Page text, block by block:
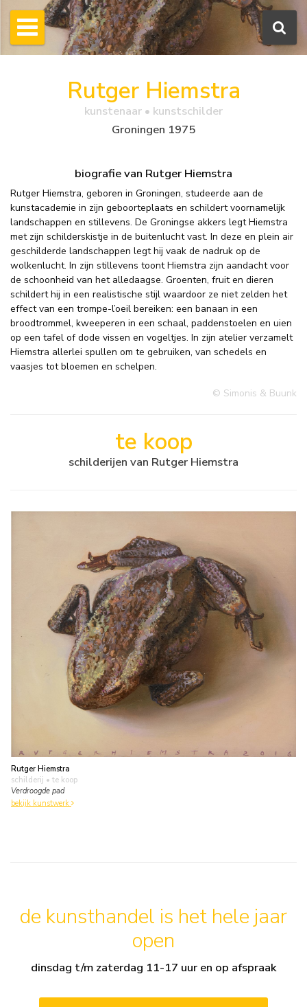
Rutger Hiemstra
kunstenaar • kunstschilder
Groningen 1975
biografie van Rutger Hiemstra
Rutger Hiemstra, geboren in Groningen, studeerde aan de
kunstacademie in zijn geboorteplaats en schildert voornamelijk
landschappen en stillevens. De Groningse akkers legt Hiemstra
met zijn schilderskistje in de buitenlucht vast. In deze en plein air
geschilderde landschappen legt hij vaak de nadruk op de
wolkenlucht. In zijn stillevens toont Hiemstra zijn aandacht voor
de schoonheid van het alledaagse. Groenten, fruit en dieren
schildert hij in een realistische stijl waardoor ze niet zelden het
effect van een trompe-l’oeil bereiken: een banaan in een
broodtrommel, kweeperen in een schaal, paddenstoelen en uien
op een tafel of dode vissen en vogeltjes. In zijn atelier verzamelt
Hiemstra allerlei spullen om te gebruiken, van schedels en
vaasjes tot bloemen en schelpen.
© Simonis & Buunk
te koop
schilderijen van Rutger Hiemstra
Rutger Hiemstra
schilderij • te koop
Verdroogde pad
bekijk kunstwerk
de kunsthandel is het hele jaar
open
dinsdag t/m zaterdag 11-17 uur en op afspraak